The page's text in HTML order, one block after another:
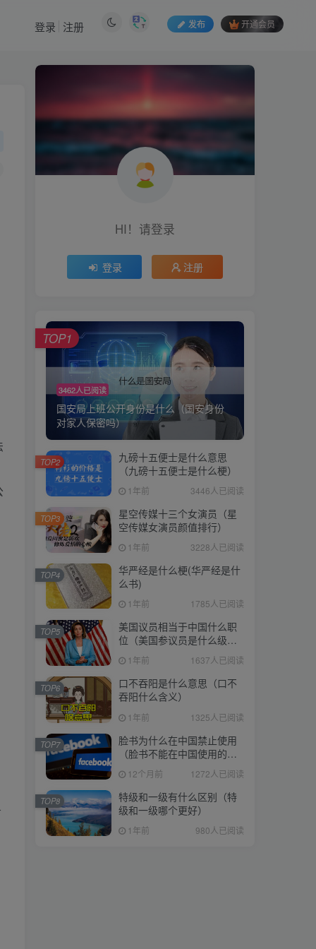
发布 开通会员
登录 注册
HI！请登录
登录 注册
3462人已阅读
国安局上班公开身份是什么（国安身份
对家人保密吗）
TOP1
九磅十五便士是什么意思
（九磅十五便士是什么梗）
1年前 3446人已阅读
TOP2
星空传媒十三个女演员（星
空传媒女演员颜值排行）
1年前 3228人已阅读
TOP3
华严经是什么梗(华严经是什
么书)
1年前 1785人已阅读
TOP4
美国议员相当于中国什么职
位（美国参议员是什么级
别）1年前 1637人已阅读
TOP5
口不吞阳是什么意思（口不
吞阳什么含义）
1年前 1325人已阅读
TOP6
脸书为什么在中国禁止使用
（脸书不能在中国使用的原
12个月前 1272人已阅读
TOP7
特级和一级有什么区别（特
级和一级哪个更好）
1年前 980人已阅读
TOP8
HI！请登录
登录 注册
3462人已阅读
国安局上班公开身份是什么（国安身份
对家人保密吗）
TOP1
九磅十五便士是什么意思
（九磅十五便士是什么梗）
1年前 3446人已阅读
TOP2
星空传媒十三个女演员（星
空传媒女演员颜值排行）
1年前 3228人已阅读
TOP3
华严经是什么梗(华严经是什
么书)
1年前 1785人已阅读
TOP4
美国议员相当于中国什么职
位（美国参议员是什么级
1年前 1637人已阅读
TOP5
口不吞阳是什么意思（口不
吞阳什么含义）
1年前 1325人已阅读
TOP6
脸书为什么在中国禁止使用
（脸书不能在中国使用的原
因）12个月前 1272人已阅读
TOP7
特级和一级有什么区别（特
级和一级哪个更好）
1年前 980人已阅读
TOP8